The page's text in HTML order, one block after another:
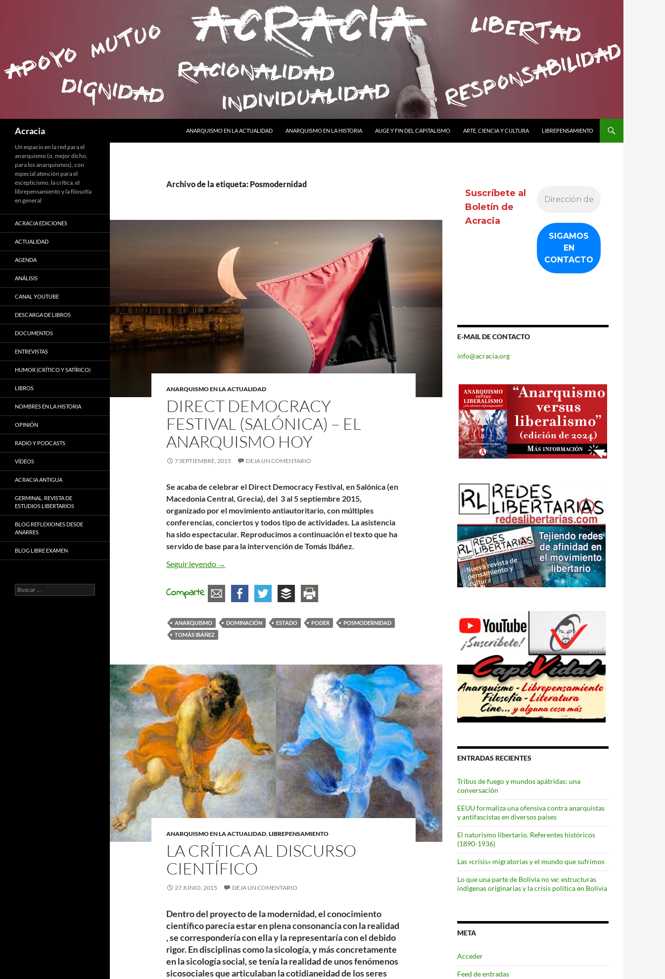
Acracia
ANARQUISMO EN LA ACTUALIDAD
ANARQUISMO EN LA HISTORIA AUGE Y FIN DEL CAPITALISMO ARTE, CIENCIA Y CULTURA LIBREPENSAMIENTO
Archivo de la etiqueta: Posmodernidad
ANARQUISMO EN LA ACTUALIDAD
DIRECT DEMOCRACY
FESTIVAL (SALÓNICA) – EL
ANARQUISMO HOY
7 SEPTIEMBRE, 2015 DEJA UN COMENTARIO
Se acaba de celebrar el Direct Democracy Festival, en Salónica (en
Macedonia Central, Grecia), del 3 al 5 septiembre 2015,
organizado por el movimiento antiautoritario, con múltiples
conferencias, conciertos y todos tipo de actividades. La asistencia
ha sido espectacular. Reproducimos a continuación el texto que ha
servido de base para la intervención de Tomás Ibáñez.
Seguir leyendo Direct Democracy Festival (Salónica) – El anarquismo hoy
→
Comparte
ANARQUISMO DOMINACIÓN ESTADO PODER
POSMODERNIDAD
TOMÁS IBÁÑEZ
ANARQUISMO EN LA ACTUALIDAD,LIBREPENSAMIENTO
LA CRÍTICA AL DISCURSO
CIENTÍFICO
27 JUNIO, 2015 DEJA UN COMENTARIO
Dentro del proyecto de la modernidad, el conocimiento
científico parecía estar en plena consonancia con la realidad
, se correspondería con ella y la representaría con el debido
rigor. En disciplinas como la sicología, y más concretamente
en la sicología social, se tenía la realidad de unos fenómenos
sicosociales que articulaban la cotidianeidad de los seres
Suscríbete al
Boletín de
Acracia
E-MAIL DE CONTACTO
info@acracia.org
ENTRADAS RECIENTES
Tribus de fuego y mundos apátridas: una
conversación
EEUU formaliza una ofensiva contra anarquistas
y antifascistas en diversos países
El naturismo libertario. Referentes históricos
(1890-1936)
Las «crisis» migratorias y el mundo que sufrimos
Lo que una parte de Bolivia no ve: estructuras
indígenas originarias y la crisis política en Bolivia
META
Acceder
Feed de entradas
Un espacio en la red para el
anarquismo (o, mejor dicho,
para los anarquismos), con
especial atención para el
escepticismo, la crítica, el
librepensamiento y la filosofía
en general
ACRACIA EDICIONES
ACTUALIDAD
AGENDA
ANÁLISIS
CANAL YOUTUBE
DESCARGA DE LIBROS
DOCUMENTOS
ENTREVISTAS
HUMOR (CRÍTICO Y SATÍRICO)
LIBROS
NOMBRES EN LA HISTORIA
OPINIÓN
RADIO Y PODCASTS
VÍDEOS
ACRACIA ANTIGUA
GERMINAL. REVISTA DE
ESTUDIOS LIBERTARIOS
BLOG REFLEXIONES DESDE
ANARRES
BLOG LIBRE EXAMEN
Buscar: